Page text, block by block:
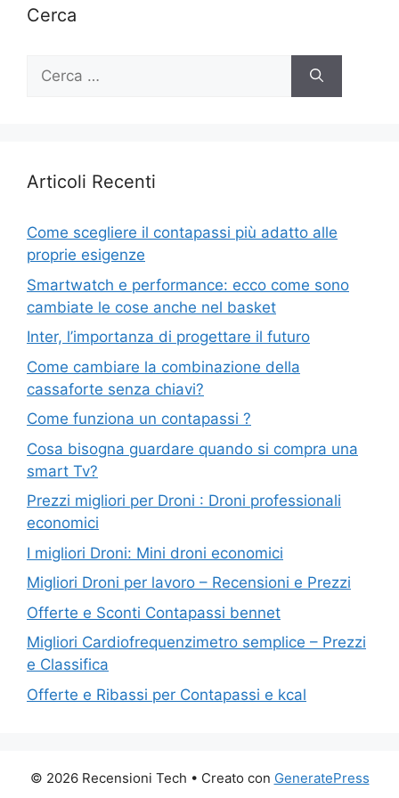
Cerca
Ricerca
Articoli Recenti
Come scegliere il contapassi più adatto alle
proprie esigenze
Smartwatch e performance: ecco come sono
cambiate le cose anche nel basket
Inter, l’importanza di progettare il futuro
Come cambiare la combinazione della
cassaforte senza chiavi?
Come funziona un contapassi ?
Cosa bisogna guardare quando si compra una
smart Tv?
Prezzi migliori per Droni : Droni professionali
economici
I migliori Droni: Mini droni economici
Migliori Droni per lavoro – Recensioni e Prezzi
Offerte e Sconti Contapassi bennet
Migliori Cardiofrequenzimetro semplice – Prezzi
e Classifica
Offerte e Ribassi per Contapassi e kcal
© 2026 Recensioni Tech • Creato con GeneratePress